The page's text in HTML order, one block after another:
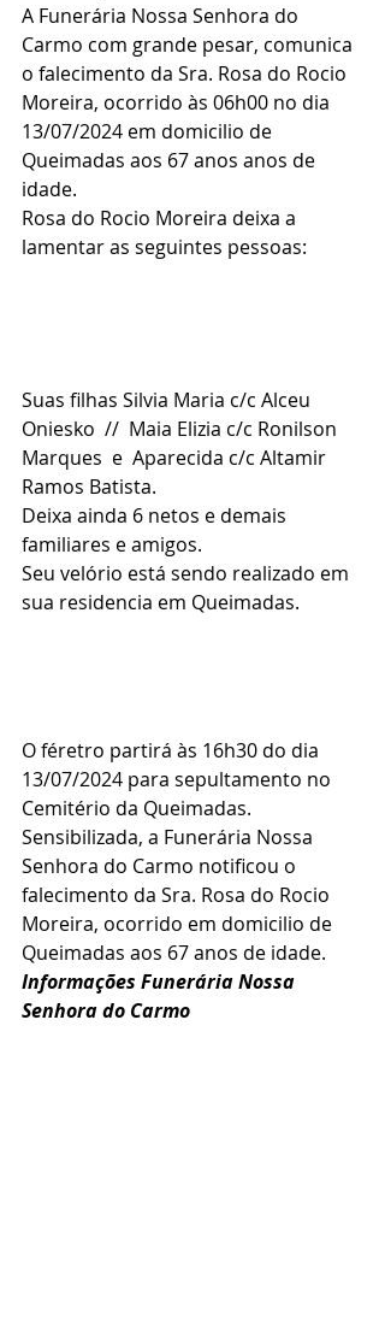
A Funerária Nossa Senhora do
Carmo com grande pesar, comunica
o falecimento da Sra. Rosa do Rocio
Moreira, ocorrido às 06h00 no dia
13/07/2024 em domicilio de
Queimadas aos 67 anos anos de
idade.
Rosa do Rocio Moreira deixa a
lamentar as seguintes pessoas:
Suas filhas Silvia Maria c/c Alceu
Oniesko  //  Maia Elizia c/c Ronilson
Marques  e  Aparecida c/c Altamir
Ramos Batista.
Deixa ainda 6 netos e demais
familiares e amigos.
Seu velório está sendo realizado em
sua residencia em Queimadas.
O féretro partirá às 16h30 do dia
13/07/2024 para sepultamento no
Cemitério da Queimadas.
Sensibilizada, a Funerária Nossa
Senhora do Carmo notificou o
falecimento da Sra. Rosa do Rocio
Moreira, ocorrido em domicilio de
Queimadas aos 67 anos de idade.
Informações Funerária Nossa
Senhora do Carmo